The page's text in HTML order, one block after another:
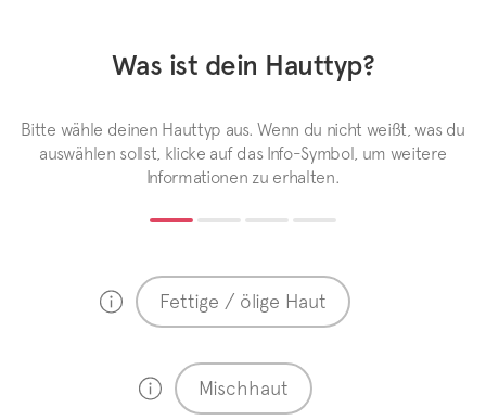
Was ist dein Hauttyp?
Bitte wähle deinen Hauttyp aus. Wenn du nicht weißt, was du
auswählen sollst, klicke auf das Info-Symbol, um weitere
Informationen zu erhalten.
Fettige / ölige Haut
Mischhaut